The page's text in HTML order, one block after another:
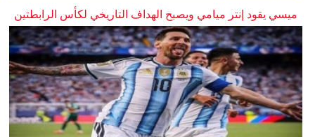
ميسي يقود إنتر ميامي ويصبح الهداف التاريخي لكأس الرابطتين